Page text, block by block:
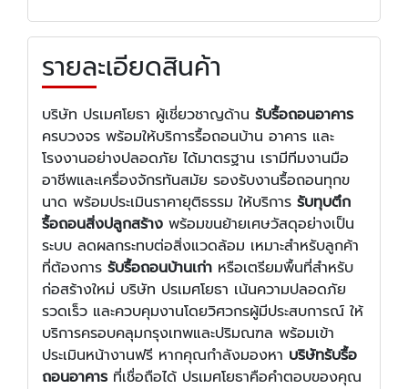
รายละเอียดสินค้า
บริษัท ปรเมศโยธา ผู้เชี่ยวชาญด้าน รับรื้อถอนอาคาร
ครบวงจร พร้อมให้บริการรื้อถอนบ้าน อาคาร และ
โรงงานอย่างปลอดภัย ได้มาตรฐาน เรามีทีมงานมือ
อาชีพและเครื่องจักรทันสมัย รองรับงานรื้อถอนทุกข
นาด พร้อมประเมินราคายุติธรรม ให้บริการ รับทุบตึก
รื้อถอนสิ่งปลูกสร้าง พร้อมขนย้ายเศษวัสดุอย่างเป็น
ระบบ ลดผลกระทบต่อสิ่งแวดล้อม เหมาะสำหรับลูกค้า
ที่ต้องการ รับรื้อถอนบ้านเก่า หรือเตรียมพื้นที่สำหรับ
ก่อสร้างใหม่ บริษัท ปรเมศโยธา เน้นความปลอดภัย
รวดเร็ว และควบคุมงานโดยวิศวกรผู้มีประสบการณ์ ให้
บริการครอบคลุมกรุงเทพและปริมณฑล พร้อมเข้า
ประเมินหน้างานฟรี หากคุณกำลังมองหา บริษัทรับรื้อ
ถอนอาคาร ที่เชื่อถือได้ ปรเมศโยธาคือคำตอบของคุณ